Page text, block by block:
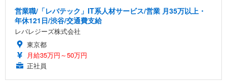
営業職/「レバテック」IT系人材サービス/営業 月35万以上・
年休121日/渋谷/交通費支給
レバレジーズ株式会社
東京都
月給35万円～50万円
正社員